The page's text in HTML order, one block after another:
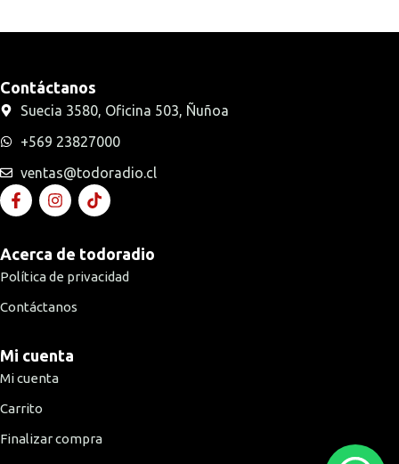
Contáctanos
Suecia 3580, Oficina 503, Ñuñoa
+569 23827000
ventas@todoradio.cl
Acerca de todoradio
Política de privacidad
Contáctanos
Mi cuenta
Mi cuenta
Carrito
Finalizar compra